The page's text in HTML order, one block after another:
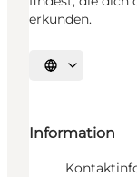
erkunden.
Sprache
Information